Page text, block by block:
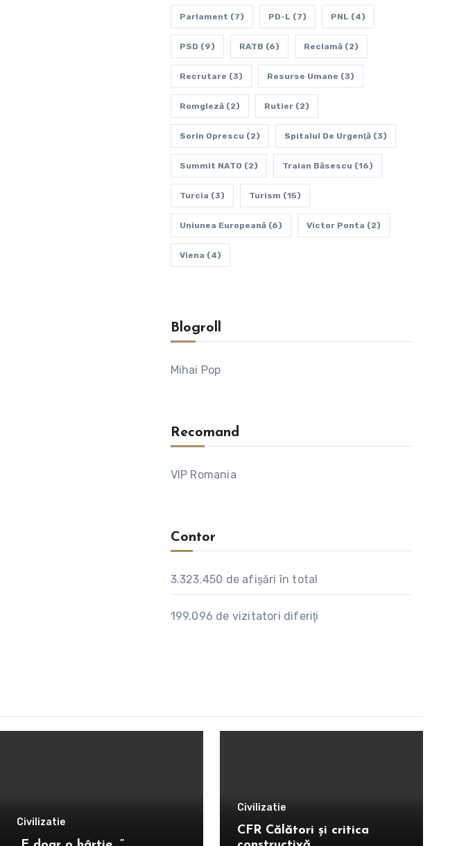
Parlament (7) PD-L (7) PNL (4)
PSD (9) RATB (6) Reclamă(2)
Recrutare (3) Resurse Umane (3)
Romgleză(2) Rutier(2)
Sorin Oprescu (2) Spitalul De Urgenţă(3)
Summit NATO (2) Traian Băsescu (16)
Turcia (3) Turism (15)
Uniunea Europeană(6) Victor Ponta (2)
Viena (4)
Blogroll
Mihai Pop
Recomand
VIP Romania
Contor
3.323.450 de afişări în total
199.096 de vizitatori diferiţi
Civilizatie
Civilizatie
CFR Călători și critica